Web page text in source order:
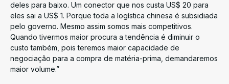
deles para baixo. Um conector que nos custa US$ 20 para
eles sai a US$ 1. Porque toda a logística chinesa é subsidiada
pelo governo. Mesmo assim somos mais competitivos.
Quando tivermos maior procura a tendência é diminuir o
custo também, pois teremos maior capacidade de
negociação para a compra de matéria-prima, demandaremos
maior volume.”